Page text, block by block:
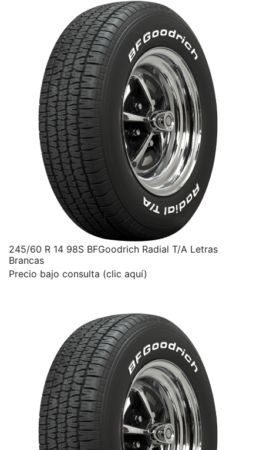
245/60 R 14 98S BFGoodrich Radial T/A Letras
Brancas
Precio bajo consulta (clic aquí)